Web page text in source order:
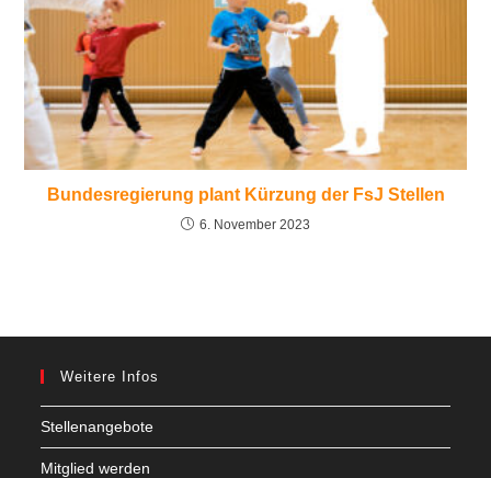
Bundesregierung plant Kürzung der FsJ Stellen
6. November 2023
Weitere Infos
Stellenangebote
Mitglied werden